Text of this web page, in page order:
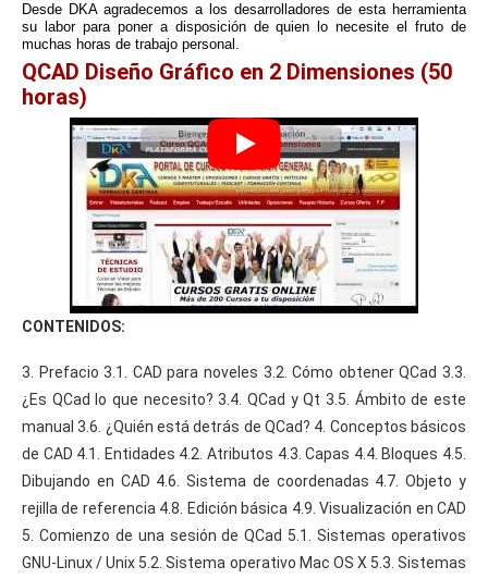
Desde DKA agradecemos a los desarrolladores de esta herramienta
su labor para poner a disposición de quien lo necesite el fruto de
muchas horas de trabajo personal.
QCAD Diseño Gráfico en 2 Dimensiones (50
horas)
CONTENIDOS:
3. Prefacio 3.1. CAD para noveles 3.2. Cómo obtener QCad 3.3.
¿Es QCad lo que necesito? 3.4. QCad y Qt 3.5. Ámbito de este
manual 3.6. ¿Quién está detrás de QCad? 4. Conceptos básicos
de CAD 4.1. Entidades 4.2. Atributos 4.3. Capas 4.4. Bloques 4.5.
Dibujando en CAD 4.6. Sistema de coordenadas 4.7. Objeto y
rejilla de referencia 4.8. Edición básica 4.9. Visualización en CAD
5. Comienzo de una sesión de QCad 5.1. Sistemas operativos
GNU-Linux / Unix 5.2. Sistema operativo Mac OS X 5.3. Sistemas